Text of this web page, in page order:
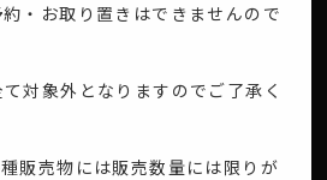
・お取り置きはできませんので
対象外となりますのでご了承く
販売物には販売数量には限りが